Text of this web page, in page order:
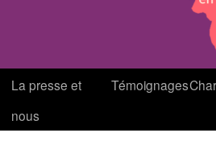
La presse et
nous
Témoignages